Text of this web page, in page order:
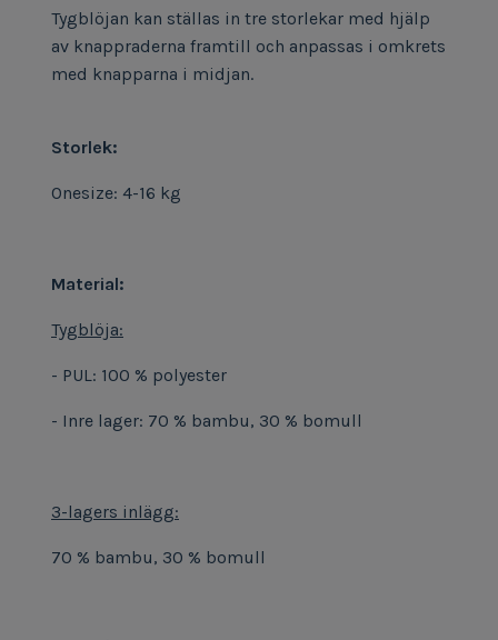
Tygblöjan kan ställas in tre storlekar med hjälp
av knappraderna framtill och anpassas i omkrets
med knapparna i midjan.
Storlek:
Onesize: 4-16 kg
Material:
Tygblöja:
- PUL: 100 % polyester
- Inre lager: 70 % bambu, 30 % bomull
3-lagers inlägg:
70 % bambu, 30 % bomull